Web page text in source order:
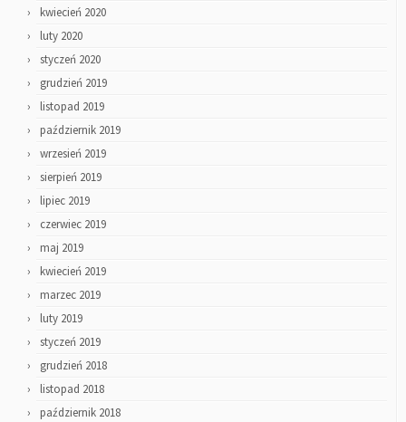
kwiecień 2020
luty 2020
styczeń 2020
grudzień 2019
listopad 2019
październik 2019
wrzesień 2019
sierpień 2019
lipiec 2019
czerwiec 2019
maj 2019
kwiecień 2019
marzec 2019
luty 2019
styczeń 2019
grudzień 2018
listopad 2018
październik 2018